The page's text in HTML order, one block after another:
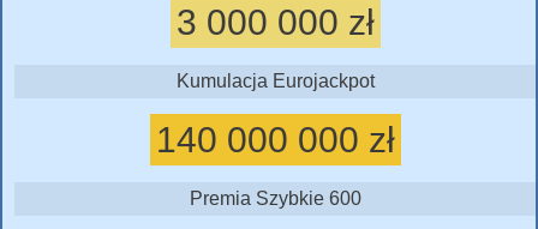
3 000 000 zł
Kumulacja Eurojackpot
140 000 000 zł
Premia Szybkie 600